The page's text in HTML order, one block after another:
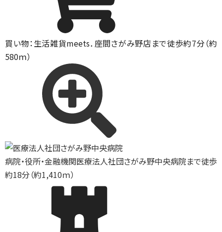
買い物：生活雑貨meets．座間さがみ野店まで徒歩約7分（約
580ｍ）
病院・役所・金融機関医療法人社団さがみ野中央病院まで徒歩
約18分（約1,410ｍ）